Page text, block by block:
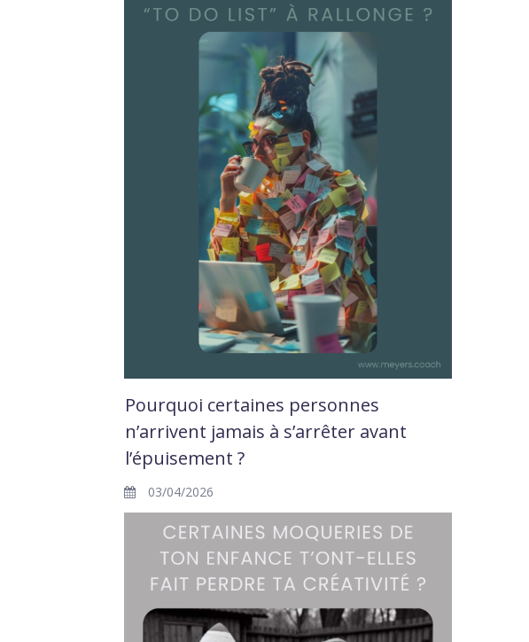
Pourquoi certaines personnes
n’arrivent jamais à s’arrêter avant
l’épuisement ?
03/04/2026